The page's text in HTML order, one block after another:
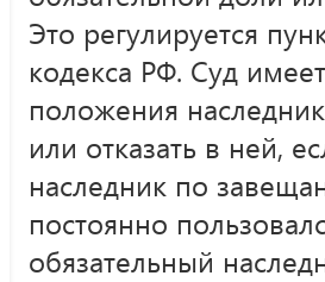
Это регулируется
кодекса РФ. Суд
положения
или отказать в ней,
наследник по
постоянно
обязательный